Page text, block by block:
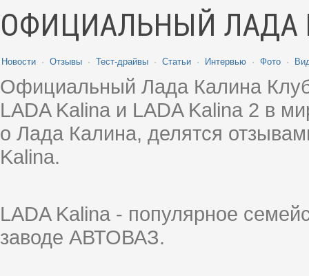
ОФИЦИАЛЬНЫЙ ЛАДА
Новости · Отзывы · Тест-драйвы · Статьи · Интервью · Фото ·
Официальный Лада Калина
LADA Kalina и LADA Kalina 2 в
о Лада Калина, делятся
Kalina.
LADA Kalina - популярное
заводе АВТОВАЗ.